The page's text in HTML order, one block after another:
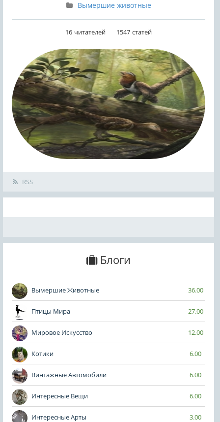
Вымершие животные
16 читателей 1547 статей
RSS
Блоги
Вымершие Животные 36.00
Птицы Мира 27.00
Мировое Искусство 12.00
Котики 6.00
Винтажные Автомобили 6.00
Интересные Вещи 6.00
Интересные Арты 3.00